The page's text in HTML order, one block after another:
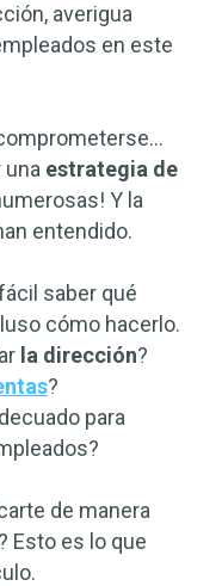
averigua
en este
una estrategia de
Y la
entendido.
saber qué
cómo hacerlo.
la dirección?
?
para
de manera
? Esto es lo que